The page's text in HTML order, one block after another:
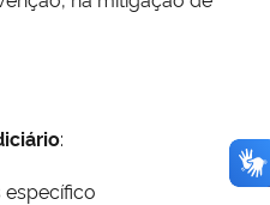
:
específico